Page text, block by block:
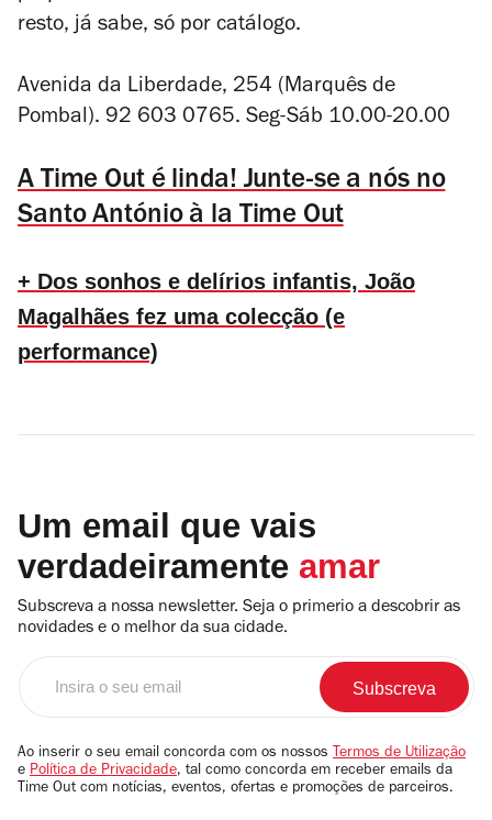
resto, já sabe, só por catálogo.
Avenida da Liberdade, 254 (Marquês de
Pombal). 92 603 0765. Seg-Sáb 10.00-20.00
A Time Out é linda! Junte-se a nós no
Santo António à la Time Out
+ Dos sonhos e delírios infantis, João
Magalhães fez uma colecção (e
performance)
Um email que vais
verdadeiramente amar
Subscreva a nossa newsletter. Seja o primerio a descobrir as
novidades e o melhor da sua cidade.
email
Ao inserir o seu email concorda com os nossos Termos de Utilização
e Política de Privacidade, tal como concorda em receber emails da
Time Out com notícias, eventos, ofertas e promoções de parceiros.